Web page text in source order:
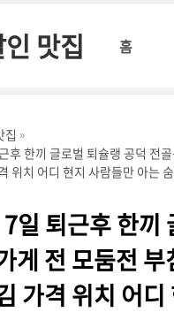
맛집 홈
집
후 한끼 글로벌 퇴슐랭 공덕 전
위치 어디 현지 사람들만 아는
일 퇴근후 한끼
게 전 모둠전
가격 위치 어